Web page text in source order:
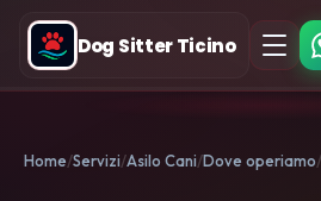
Dog Sitter Ticino
Home Servizi Asilo Cani Dove operiamo